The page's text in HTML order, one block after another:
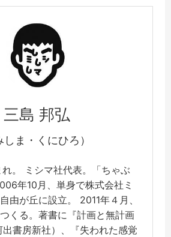
三島 邦弘
しま・くにひろ）
。 ミシマ社代表。「ちゃぶ
年10月、単身で株式会社ミ
由が丘に設立。 2011年４月、
くる。著書に『計画と無計画
書房新社）、『失われた感覚